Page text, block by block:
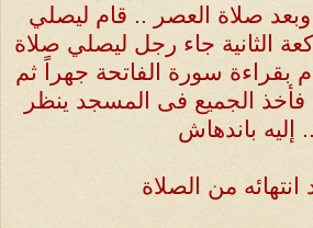
وبعد صلاة العصر .. قام ليصلي
الثانية جاء رجل ليصلي صلاة
بقراءة سورة الفاتحة جهراً ثم
الجميع فى المسجد ينظر
إليه باندهاش ..
انتهائه من الصلاة